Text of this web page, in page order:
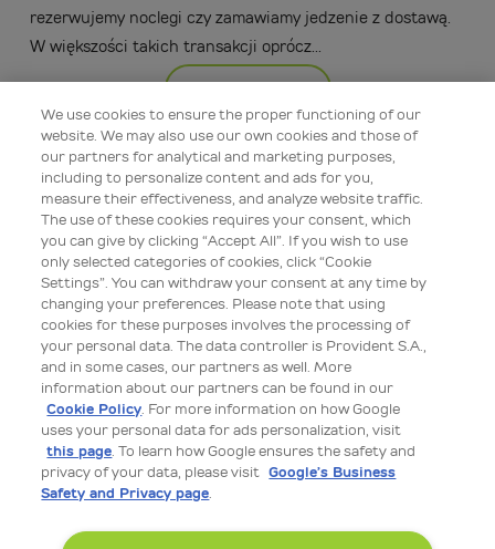
rezerwujemy noclegi czy zamawiamy jedzenie z dostawą.
W większości takich transakcji oprócz...
Więcej
Edukacja bezpieczeństwa
08 lip 2026 09:00
Hasła, MFA i biometria: proste kroki, by lepiej chronić
swoje finanse
Bankowość internetowa, usługi finansowe i zakupy online
We use cookies to ensure the proper functioning of our
website. We may also use our own cookies and those of
our partners for analytical and marketing purposes,
including to personalize content and ads for you,
measure their effectiveness, and analyze website traffic.
The use of these cookies requires your consent, which
you can give by clicking “Accept All”. If you wish to use
only selected categories of cookies, click “Cookie
Settings”. You can withdraw your consent at any time by
changing your preferences. Please note that using
cookies for these purposes involves the processing of
your personal data. The data controller is Provident S.A.,
and in some cases, our partners as well. More
information about our partners can be found in our
Cookie Policy. For more information on how Google
uses your personal data for ads personalization, visit
this page. To learn how Google ensures the safety and
privacy of your data, please visit Google’s Business
Safety and Privacy page.